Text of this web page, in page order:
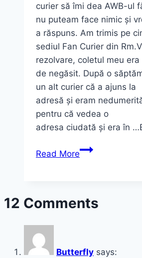
curier să îmi dea AWB-ul
nu puteam face nimic și
a răspuns. Am trimis pe
sediul Fan Curier din
rezolvare, coletul meu era
de negăsit. După o
un alt curier că a ajuns la
adresă și eram
pentru că vedea o
adresa ciudată și era în
Read MoreUltima
femmeluxe
12 Comments
Butterfly says: